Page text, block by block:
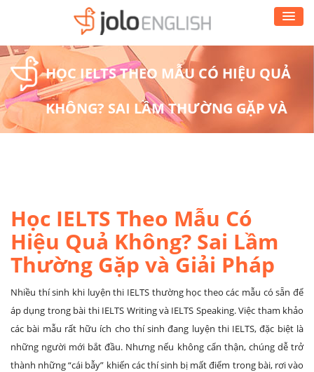
HỌC IELTS THEO MẪU CÓ HIỆU QUẢ
KHÔNG? SAI LẦM THƯỜNG GẶP VÀ
Học IELTS Theo Mẫu Có
Hiệu Quả Không? Sai Lầm
Thường Gặp và Giải Pháp
Nhiều thí sinh khi luyện thi IELTS thường học theo các mẫu có sẵn để
áp dụng trong bài thi IELTS Writing và IELTS Speaking. Việc tham khảo
các bài mẫu rất hữu ích cho thí sinh đang luyện thi IELTS, đặc biệt là
những người mới bắt đầu. Nhưng nếu không cẩn thận, chúng dễ trở
thành những “cái bẫy” khiến các thí sinh bị mất điểm trong bài, rơi vào